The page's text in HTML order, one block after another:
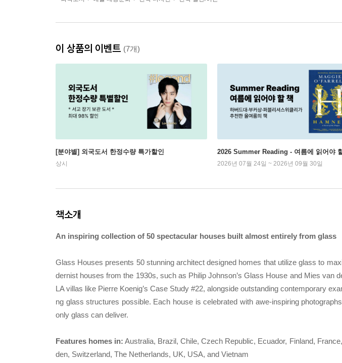
이 상품의 이벤트 (7개)
[분야별] 외국도서 한정수량 특가할인
상시
2026 Summer Reading - 여름에 읽어야
2026년 07월 24일 ~ 2026년 09월 30일
책소개
An inspiring collection of 50 spectacular houses built almost entirely from glass
Glass Houses presents 50 stunning architect designed homes that utilize glass to
dernist houses from the 1930s, such as Philip Johnson’s Glass House and Mies van
LA villas like Pierre Koenig’s Case Study #22, alongside outstanding contemporary
ng glass structures possible. Each house is celebrated with awe-inspiring
only glass can deliver.
Features homes in: Australia, Brazil, Chile, Czech Republic, Ecuador, Finland,
den, Switzerland, The Netherlands, UK, USA, and Vietnam